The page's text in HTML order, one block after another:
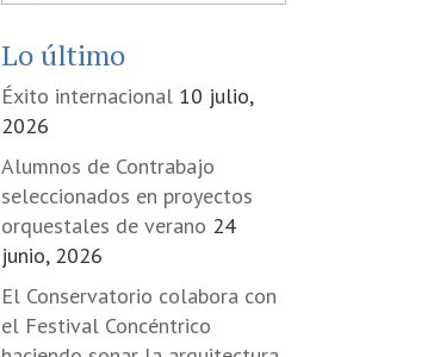
Lo último
Éxito internacional 10 julio,
2026
Alumnos de Contrabajo
seleccionados en proyectos
orquestales de verano 24
junio, 2026
El Conservatorio colabora con
el Festival Concéntrico